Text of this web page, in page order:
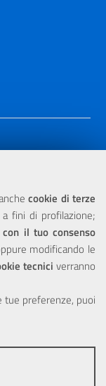
cookie di terze
fini di profilazione;
il tuo consenso
modificando le
tecnici verranno
tue preferenze, puoi
dell'Unione
Misura 6.05 -